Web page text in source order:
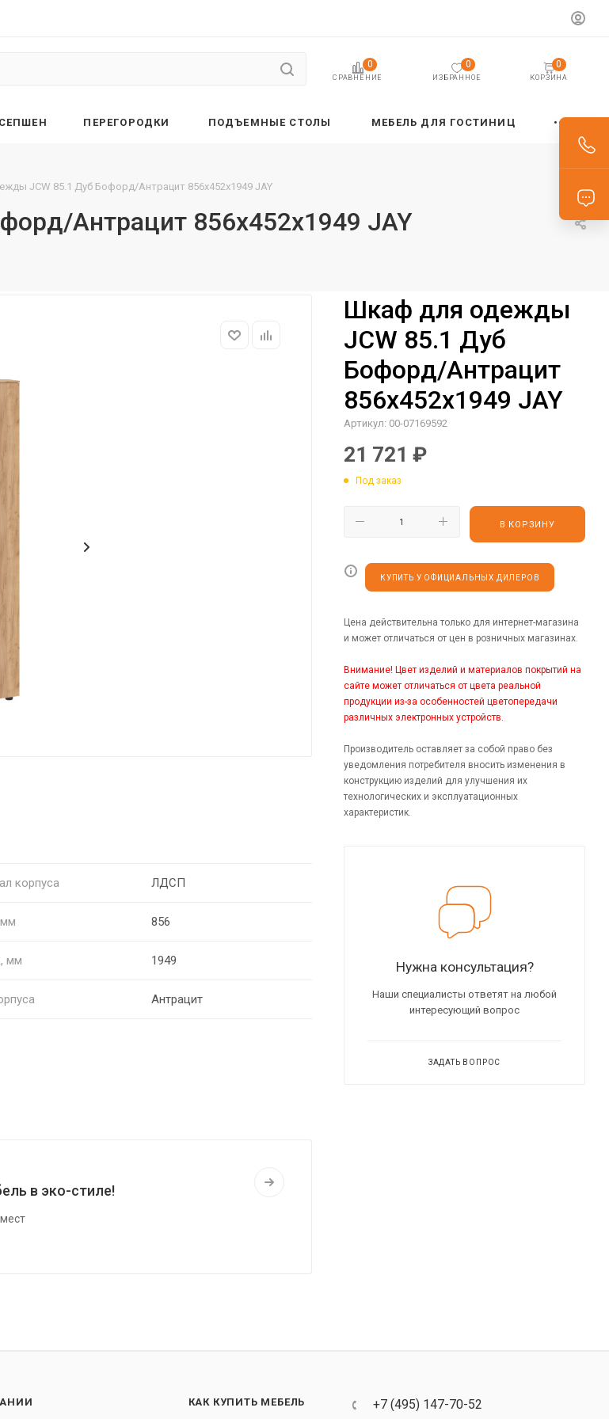
СРАВНЕНИЕ
0
ИЗБРАННОЕ
0
КОРЗИНА
0
ПЕРЕГОРОДКИ ПОДЪЕМНЫЕ СТОЛЫ МЕБЕЛЬ ДЛЯ ГОСТИНИЦ
JCW 85.1 Дуб Бофорд/Антрацит 856х452х1949 JAY
Антрацит 856х452х1949 JAY
корпуса ЛДСП
856
мм 1949
Антрацит
в эко-стиле!
Шкаф для одежды
JCW 85.1 Дуб
Бофорд/Антрацит
856х452х1949 JAY
Артикул: 00-07169592
21 721 ₽
Под заказ
В КОРЗИНУ
КУПИТЬ У ОФИЦИАЛЬНЫХ ДИЛЕРОВ
Цена действительна только для интернет-магазина
и может отличаться от цен в розничных магазинах.
Внимание! Цвет изделий и материалов покрытий на
сайте может отличаться от цвета реальной
продукции из-за особенностей цветопередачи
различных электронных устройств.
Производитель оставляет за собой право без
уведомления потребителя вносить изменения в
конструкцию изделий для улучшения их
технологических и эксплуатационных
характеристик.
Нужна консультация?
Наши специалисты ответят на любой
интересующий вопрос
ЗАДАТЬ ВОПРОС
КАК КУПИТЬ МЕБЕЛЬ +7 (495) 147-70-52